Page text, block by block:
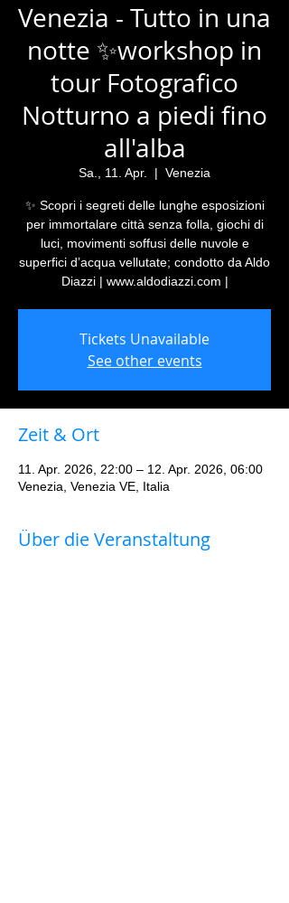
Venezia - Tutto in una
notte ✨workshop in
tour Fotografico
Notturno a piedi fino
all'alba
Sa., 11. Apr.
  |
Venezia
✨ Scopri i segreti delle lunghe esposizioni
per immortalare città senza folla, giochi di
luci, movimenti soffusi delle nuvole e
superfici d’acqua vellutate; condotto da Aldo
Diazzi | www.aldodiazzi.com |
Tickets Unavailable
See other events
Zeit & Ort
11. Apr. 2026, 22:00 – 12. Apr. 2026, 06:00
Venezia, Venezia VE, Italia
Über die Veranstaltung